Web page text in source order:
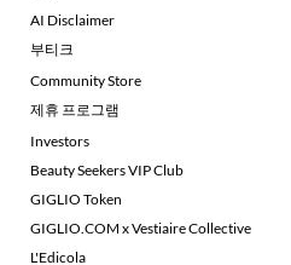
AI Disclaimer
부티크
Community Store
제휴 프로그램
Investors
Beauty Seekers VIP Club
GIGLIO Token
GIGLIO.COM x Vestiaire Collective
L'Edicola